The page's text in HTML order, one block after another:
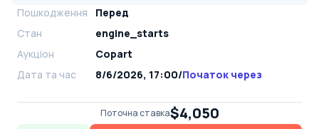
Пошкодження
Перед
Стан
engine_starts
Аукціон
Copart
Дата та час
8/6/2026, 17:00/Початок через
Поточна ставка$4,050